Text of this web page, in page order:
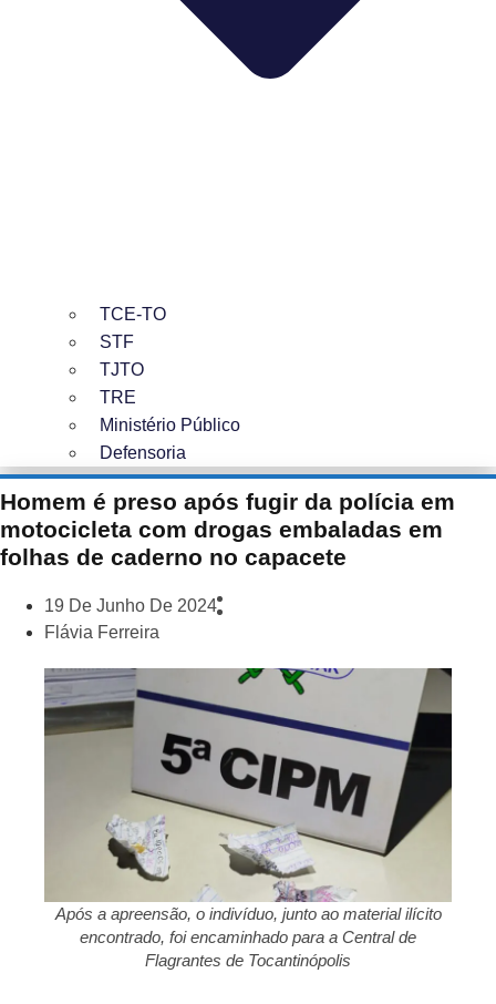
TCE-TO
STF
TJTO
TRE
Ministério Público
Defensoria
Homem é preso após fugir da polícia em
motocicleta com drogas embaladas em
folhas de caderno no capacete
19 De Junho De 2024
Flávia Ferreira
Após a apreensão, o indivíduo, junto ao material ilícito
encontrado, foi encaminhado para a Central de
Flagrantes de Tocantinópolis